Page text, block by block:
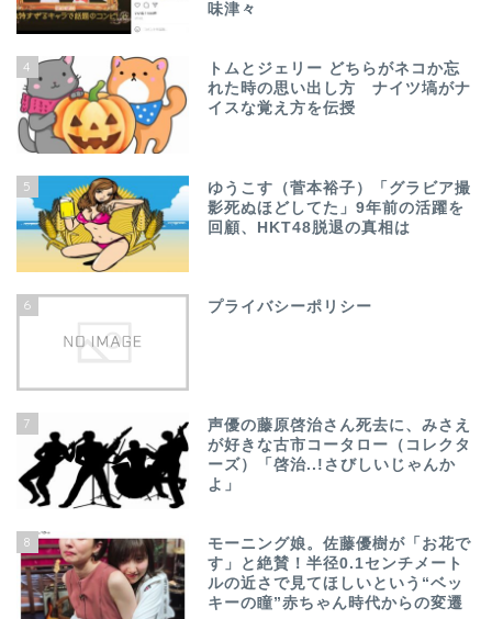
味津々
4
トムとジェリー どちらがネコか忘
れた時の思い出し方 ナイツ塙がナ
イスな覚え方を伝授
5
ゆうこす（菅本裕子）「グラビア撮
影死ぬほどしてた」9年前の活躍を
回顧、HKT48脱退の真相は
6 プライバシーポリシー
7
声優の藤原啓治さん死去に、みさえ
が好きな古市コータロー（コレクタ
ーズ）「啓治..!さびしいじゃんか
よ」
8
モーニング娘。佐藤優樹が「お花で
す」と絶賛！半径0.1センチメート
ルの近さで見てほしいという“ベッ
キーの瞳”赤ちゃん時代からの変遷